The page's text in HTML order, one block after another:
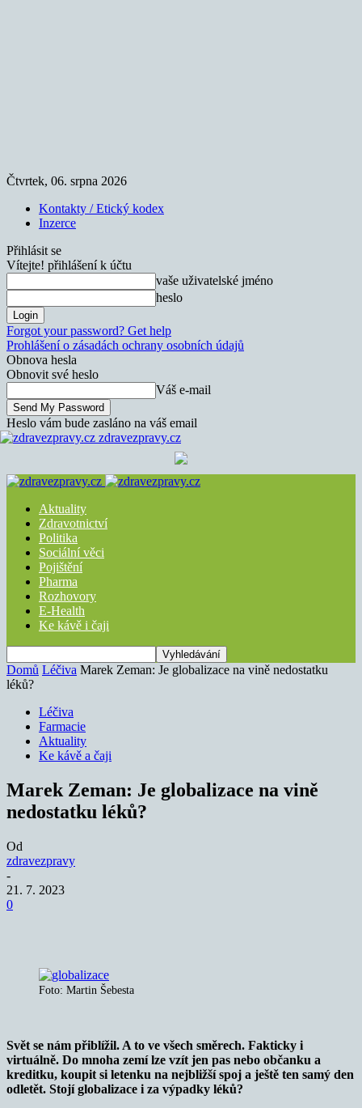
Čtvrtek, 06. srpna 2026
Kontakty / Etický kodex
Inzerce
Přihlásit se
Vítejte! přihlášení k účtu
vaše uživatelské jméno
heslo
Forgot your password? Get help
Prohlášení o zásadách ochrany osobních údajů
Obnova hesla
Obnovit své heslo
Váš e-mail
Heslo vám bude zasláno na váš email
zdravezpravy.cz
Aktuality
Zdravotnictví
Politika
Sociální věci
Pojištění
Pharma
Rozhovory
E-Health
Ke kávě i čaji
Domů Léčiva Marek Zeman: Je globalizace na vině nedostatku
léků?
Léčiva
Farmacie
Aktuality
Ke kávě a čaji
Marek Zeman: Je globalizace na vině
nedostatku léků?
Od
zdravezpravy
-
21. 7. 2023
0
Foto: Martin Šebesta
Svět se nám přiblížil. A to ve všech směrech. Fakticky i
virtuálně. Do mnoha zemí lze vzít jen pas nebo občanku a
kreditku, koupit si letenku na nejbližší spoj a ještě ten samý den
odletět. Stojí globalizace i za výpadky léků?